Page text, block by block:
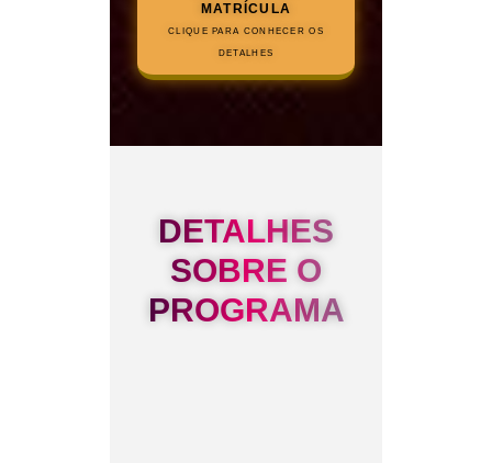
MATRÍCULA
CLIQUE PARA CONHECER OS
DETALHES
DETALHES
SOBRE O
PROGRAMA